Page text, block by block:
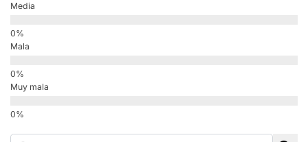
Media
Mala
Muy mala